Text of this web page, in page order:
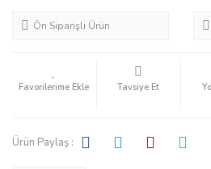
Ön Siparişli Ürün
Tavsiye Et
Ürün Paylaş :